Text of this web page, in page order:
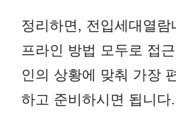
정리하면, 전입세대열람
프라인 방법 모두로 접
인의 상황에 맞춰 가장
하고 준비하시면 됩니다.